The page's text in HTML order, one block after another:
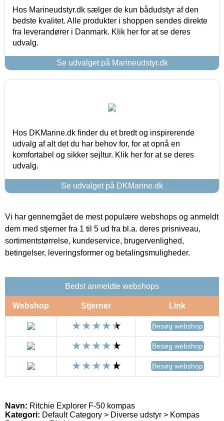
Hos Marineudstyr.dk sælger de kun bådudstyr af den
bedste kvalitet. Alle produkter i shoppen sendes direkte
fra leverandører i Danmark. Klik her for at se deres
udvalg.
Se udvalget på Marineudstyr.dk
Hos DKMarine.dk finder du et bredt og inspirerende
udvalg af alt det du har behov for, for at opnå en
komfortabel og sikker sejltur. Klik her for at se deres
udvalg.
Se udvalget på DKMarine.dk
Vi har gennemgået de mest populære webshops og anmeldt
dem med stjerner fra 1 til 5 ud fra bl.a. deres prisniveau,
sortimentstørrelse, kundeservice, brugervenlighed,
betingelser, leveringsformer og betalingsmuligheder.
Bedst anmeldte webshops
Webshop Stjerner Link
Besøg webshop
Besøg webshop
Besøg webshop
Navn: Ritchie Explorer F-50 kompas
Kategori: Default Category > Diverse udstyr > Kompas